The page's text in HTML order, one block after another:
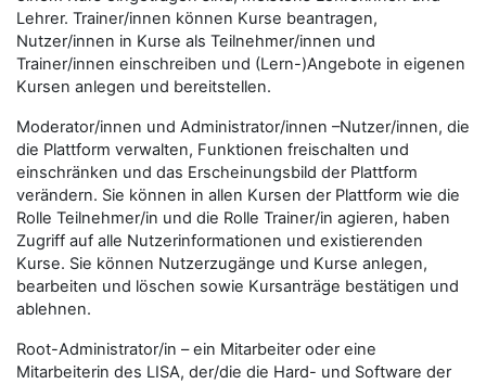
Lehrer. Trainer/innen können Kurse beantragen,
Nutzer/innen in Kurse als Teilnehmer/innen und
Trainer/innen einschreiben und (Lern-)Angebote in eigenen
Kursen anlegen und bereitstellen.
Moderator/innen und Administrator/innen –Nutzer/innen, die
die Plattform verwalten, Funktionen freischalten und
einschränken und das Erscheinungsbild der Plattform
verändern. Sie können in allen Kursen der Plattform wie die
Rolle Teilnehmer/in und die Rolle Trainer/in agieren, haben
Zugriff auf alle Nutzerinformationen und existierenden
Kurse. Sie können Nutzerzugänge und Kurse anlegen,
bearbeiten und löschen sowie Kursanträge bestätigen und
ablehnen.
Root-Administrator/in – ein Mitarbeiter oder eine
Mitarbeiterin des LISA, der/die die Hard- und Software der